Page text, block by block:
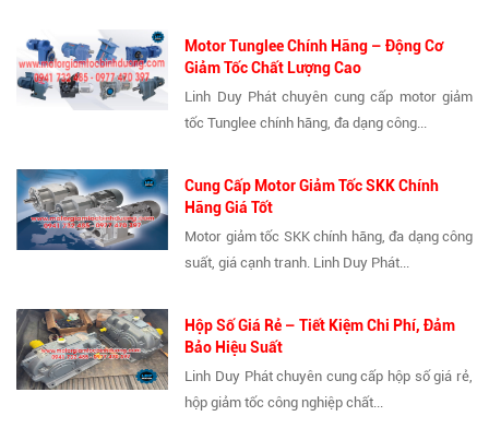
Motor Tunglee Chính Hãng – Động Cơ
Giảm Tốc Chất Lượng Cao
Linh Duy Phát chuyên cung cấp motor giảm
tốc Tunglee chính hãng, đa dạng công...
Cung Cấp Motor Giảm Tốc SKK Chính
Hãng Giá Tốt
Motor giảm tốc SKK chính hãng, đa dạng công
suất, giá cạnh tranh. Linh Duy Phát...
Hộp Số Giá Rẻ – Tiết Kiệm Chi Phí, Đảm
Bảo Hiệu Suất
Linh Duy Phát chuyên cung cấp hộp số giá rẻ,
hộp giảm tốc công nghiệp chất...